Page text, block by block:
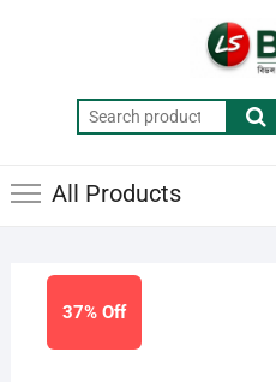
Search
for:
All Products
37% Off